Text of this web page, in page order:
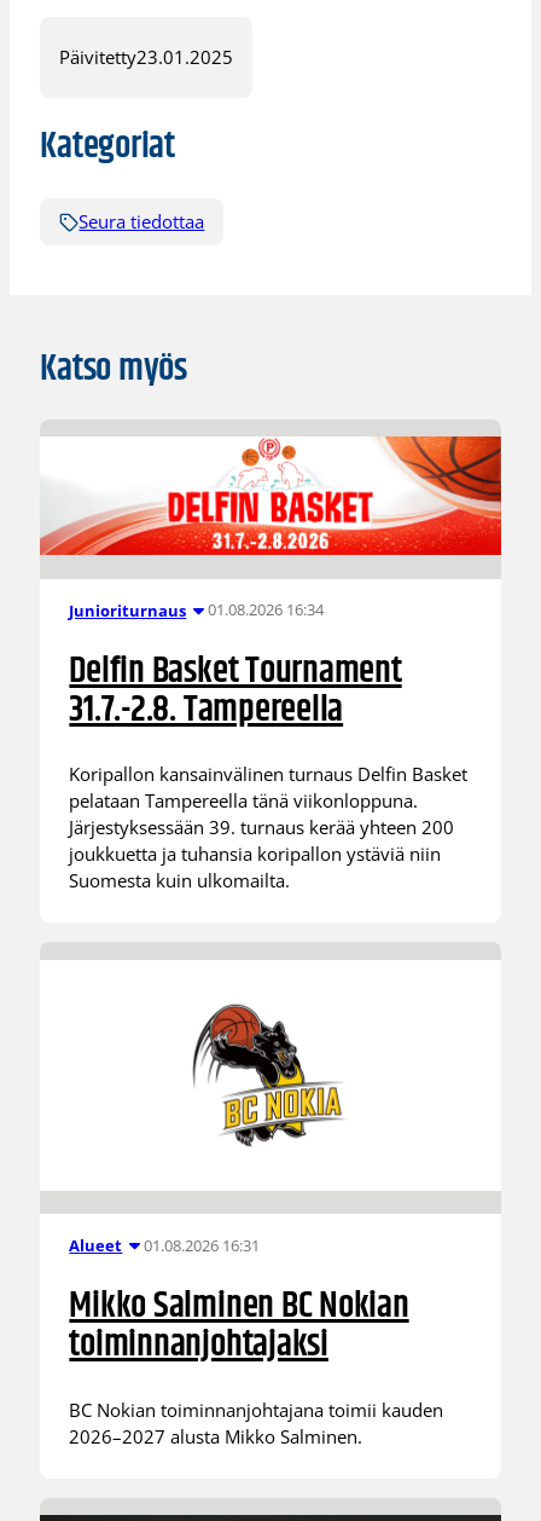
Päivitetty23.01.2025
Kategoriat
Seura tiedottaa
Katso myös
Junioriturnaus 01.08.2026 16:34
Delfin Basket Tournament
31.7.-2.8. Tampereella
Koripallon kansainvälinen turnaus Delfin Basket
pelataan Tampereella tänä viikonloppuna.
Järjestyksessään 39. turnaus kerää yhteen 200
joukkuetta ja tuhansia koripallon ystäviä niin
Suomesta kuin ulkomailta.
Alueet 01.08.2026 16:31
Mikko Salminen BC Nokian
toiminnanjohtajaksi
BC Nokian toiminnanjohtajana toimii kauden
2026–2027 alusta Mikko Salminen.